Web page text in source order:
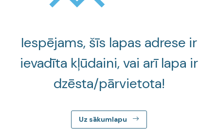
Iespējams, šīs lapas adrese ir
ievadīta kļūdaini, vai arī lapa ir
dzēsta/pārvietota!
Uz sākumlapu